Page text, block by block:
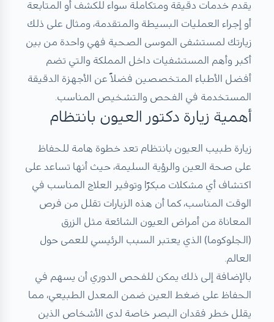
يقدم خدمات دقيقة ومتكاملة سواء للكشف أو المتابعة
أو إجراء العمليات البسيطة والمتقدمة، ومثال على ذلك
زيارتك لمستشفى الموسى الصحية فهي واحدة من بين
أكبر وأهم المستشفيات داخل المملكة والتي تضم
أفضل الأطباء المتخصصين فضلاً عن الأجهزة الدقيقة
المستخدمة في الفحص والتشخيص المناسب.
أهمية زيارة دكتور العيون بانتظام
زيارة طبيب العيون بانتظام تعد خطوة هامة للحفاظ
على صحة العين والرؤية السليمة، حيث أنها تساعد على
اكتشاف أي مشكلات مبكرًا وتوفير العلاج المناسب في
الوقت المناسب، كما أن هذه الزيارات تقلل من فرص
المعاناة من أمراض العيون الشائعة مثل الزرق
(الجلوكوما) الذي يعتبر السبب الرئيسي للعمى حول
العالم.
بالإضافة إلى ذلك يمكن للفحص الدوري أن يسهم في
الحفاظ على ضغط العين ضمن المعدل الطبيعي، مما
يقلل خطر فقدان البصر خاصة لدى الأشخاص الذين